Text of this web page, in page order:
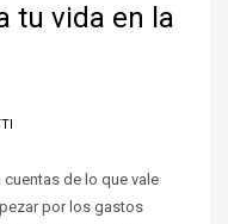
tu vida en la
de lo que vale
por los gastos